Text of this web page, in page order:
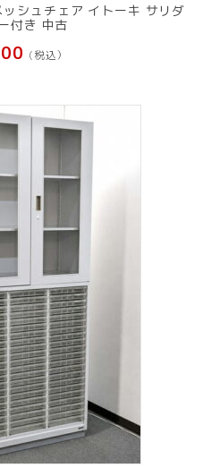
シュチェア イトーキ サリダ
付き 中古
(税込）